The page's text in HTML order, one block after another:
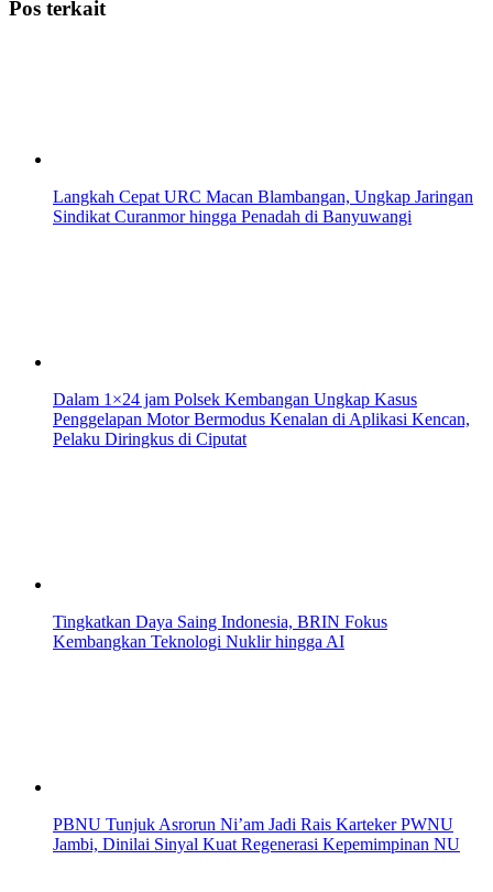
Pos terkait
Langkah Cepat URC Macan Blambangan, Ungkap Jaringan
Sindikat Curanmor hingga Penadah di Banyuwangi
Dalam 1×24 jam Polsek Kembangan Ungkap Kasus
Penggelapan Motor Bermodus Kenalan di Aplikasi Kencan,
Pelaku Diringkus di Ciputat
Tingkatkan Daya Saing Indonesia, BRIN Fokus
Kembangkan Teknologi Nuklir hingga AI
PBNU Tunjuk Asrorun Ni’am Jadi Rais Karteker PWNU
Jambi, Dinilai Sinyal Kuat Regenerasi Kepemimpinan NU